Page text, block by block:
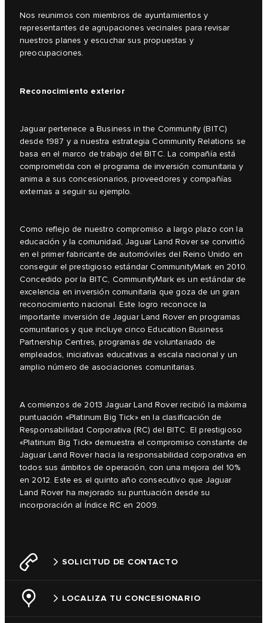
Nos reunimos con miembros de ayuntamientos y
representantes de agrupaciones vecinales para revisar
nuestros planes y escuchar sus propuestas y
preocupaciones.
Reconocimiento exterior
Jaguar pertenece a Business in the Community (BITC)
desde 1987 y a nuestra estrategia Community Relations se
basa en el marco de trabajo del BITC. La compañía está
comprometida con el programa de inversión comunitaria y
anima a sus concesionarios, proveedores y compañías
externas a seguir su ejemplo.
Como reflejo de nuestro compromiso a largo plazo con la
educación y la comunidad, Jaguar Land Rover se convirtió
en el primer fabricante de automóviles del Reino Unido en
conseguir el prestigioso estándar CommunityMark en 2010.
Concedido por la BITC, CommunityMark es un estándar de
excelencia en inversión comunitaria que goza de un gran
reconocimiento nacional. Este logro reconoce la
importante inversión de Jaguar Land Rover en programas
comunitarios y que incluye cinco Education Business
Partnership Centres, programas de voluntariado de
empleados, iniciativas educativas a escala nacional y un
amplio número de asociaciones comunitarias.
A comienzos de 2013 Jaguar Land Rover recibió la máxima
puntuación «Platinum Big Tick» en la clasificación de
Responsabilidad Corporativa (RC) del BITC. El prestigioso
«Platinum Big Tick» demuestra el compromiso constante de
Jaguar Land Rover hacia la responsabilidad corporativa en
todos sus ámbitos de operación, con una mejora del 10%
en 2012. Este es el quinto año consecutivo que Jaguar
Land Rover ha mejorado su puntuación desde su
incorporación al Índice RC en 2009.
SOLICITUD DE CONTACTO
LOCALIZA TU CONCESIONARIO